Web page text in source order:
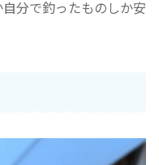
分で釣ったものしか安